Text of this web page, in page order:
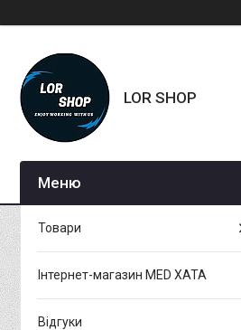
LOR SHOP
Товари
Інтернет-магазин MED XATA
Відгуки